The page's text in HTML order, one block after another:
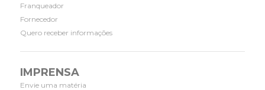
Franqueador
Fornecedor
Quero receber informações
IMPRENSA
Envie uma matéria